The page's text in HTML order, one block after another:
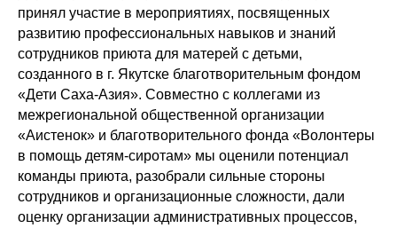
принял участие в мероприятиях, посвященных
развитию профессиональных навыков и знаний
сотрудников приюта для матерей с детьми,
созданного в г. Якутске благотворительным фондом
«Дети Саха-Азия». Совместно с коллегами из
межрегиональной общественной организации
«Аистенок» и благотворительного фонда «Волонтеры
в помощь детям-сиротам» мы оценили потенциал
команды приюта, разобрали сильные стороны
сотрудников и организационные сложности, дали
оценку организации административных процессов,